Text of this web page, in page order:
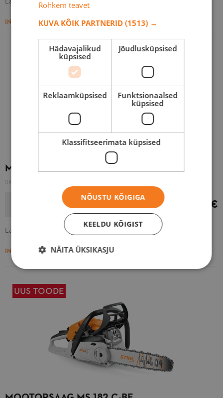
INFO
Laos
UUS TOODE
INFO
MOOTORSAAG MS 182
SKU:
349,00 €
LISA OSTUKORVI
Laos
UUS TOODE
Rohkem teavet
KUVA KÕIK PARTNERID(1513) →
Hädavajalikud
küpsised
Jõudlusküpsised
Reklaamküpsised
Funktsionaalsed
küpsised
Klassifitseerimata küpsised
NÕUSTU KÕIGIGA
KEELDU KÕIGIST
NÄITA ÜKSIKASJU